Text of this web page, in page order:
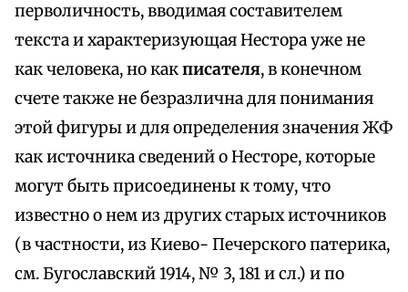
перволичность, вводимая составителем
текста и характеризующая Нестора уже не
как человека, но какписателя, в конечном
счете также не безразлична для понимания
этой фигуры и для определения значения ЖФ
как источника сведений о Несторе, которые
могут быть присоединены к тому, что
известно о нем из других старых источников
(в частности, из Киево- Печерского патерика,
см. Бугославский 1914, № 3, 181 и сл.) и по